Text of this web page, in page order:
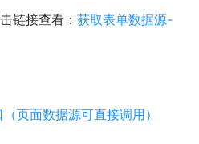
链接查看： 获取表单数据源-
页面数据源可直接调用）